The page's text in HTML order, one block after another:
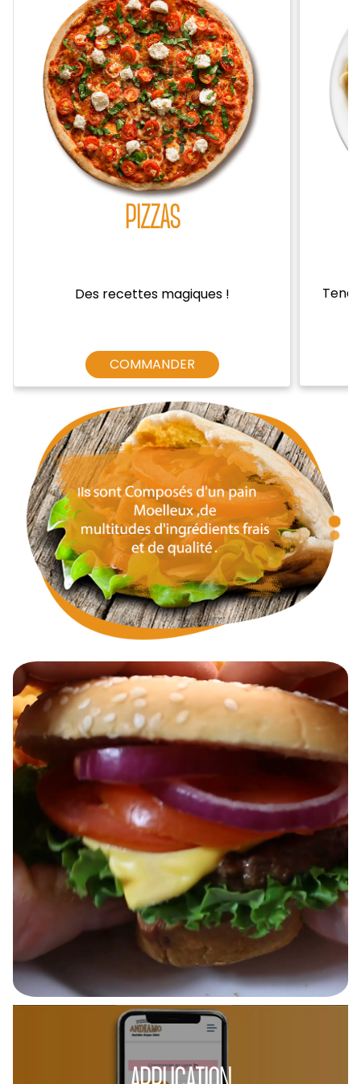
Zones de Livraison
PIZZAS
Des recettes magiques !
COMMANDER